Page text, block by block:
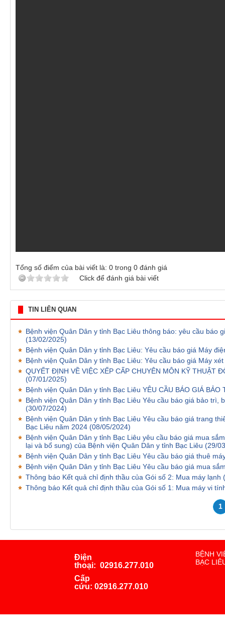
Tổng số điểm của bài viết là: 0 trong 0 đánh giá
Click để đánh giá bài viết
TIN LIÊN QUAN
Bệnh viện Quân Dân y tỉnh Bạc Liêu thông báo: yêu cầu báo
(13/02/2025)
Bệnh viện Quân Dân y tỉnh Bạc Liêu: Yêu cầu báo giá Máy
Bệnh viện Quân Dân y tỉnh Bạc Liêu: Yêu cầu báo giá Máy
QUYẾT ĐỊNH VỀ VIỆC XẾP CẤP CHUYÊN MÔN KỸ THUẬT
(07/01/2025)
Bệnh viện Quân Dân y tỉnh Bạc Liêu YÊU CẦU BÁO GIÁ
Bệnh viện Quân Dân y tỉnh Bạc Liêu Yêu cầu báo giá bảo
(30/07/2024)
Bệnh viện Quân Dân y tỉnh Bạc Liêu Yêu cầu báo giá trang
Bạc Liêu năm 2024 (08/05/2024)
Bệnh viện Quân Dân y tỉnh Bạc Liêu yêu cầu báo giá mua
lại và bổ sung) của Bệnh viện Quân Dân y tỉnh Bạc Liêu (29/
Bệnh viện Quân Dân y tỉnh Bạc Liêu Yêu cầu báo giá thuê
Bệnh viện Quân Dân y tỉnh Bạc Liêu Yêu cầu báo giá mua
Thông báo Kết quả chỉ định thầu của Gói số 2: Mua máy lạnh
Thông báo Kết quả chỉ định thầu của Gói số 1: Mua máy vi
1
Điện
thoại: 02916.277.010
Cấp
cứu: 02916.277.010
BỆNH
BẠC